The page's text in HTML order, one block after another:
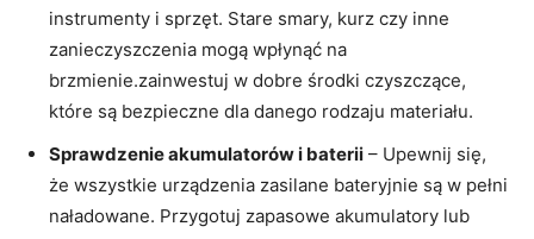
instrumenty i sprzęt. Stare smary, kurz czy inne
zanieczyszczenia mogą wpłynąć na
brzmienie.zainwestuj w dobre środki czyszczące,
które są bezpieczne dla danego rodzaju materiału.
Sprawdzenie akumulatorów i baterii – Upewnij się,
że wszystkie urządzenia zasilane bateryjnie są w pełni
naładowane. Przygotuj zapasowe akumulatory lub